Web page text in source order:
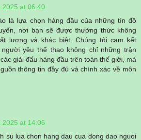
2025 at 06:40
là lựa chọn hàng đầu của những tín đồ
nơi bạn sẽ được thưởng thức không
lượng và khác biệt. Chúng tôi cam kết
yêu thể thao không chỉ những trận
giải đấu hàng đầu trên toàn thế giới, mà
thông tin đầy đủ và chính xác về môn
2025 at 14:06
su lua chon hang dau cua dong dao nguoi